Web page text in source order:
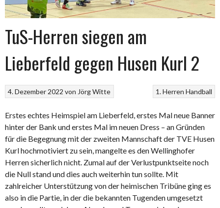
TuS-Herren siegen am
Lieberfeld gegen Husen Kurl 2
1. Herren Handball
4. Dezember 2022 von Jörg Witte
Erstes echtes Heimspiel am Lieberfeld, erstes Mal neue Banner
hinter der Bank und erstes Mal im neuen Dress – an Gründen
für die Begegnung mit der zweiten Mannschaft der TVE Husen
Kurl hochmotiviert zu sein, mangelte es den Wellinghofer
Herren sicherlich nicht. Zumal auf der Verlustpunktseite noch
die Null stand und dies auch weiterhin tun sollte. Mit
zahlreicher Unterstützung von der heimischen Tribüne ging es
also in die Partie, in der die bekannten Tugenden umgesetzt